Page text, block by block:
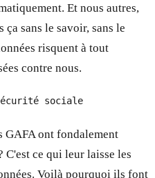
Et nous autres,
sans le savoir, sans le
risquent à tout
contre nous.
GAFA ont fondalement
C'est ce qui leur laisse les
Voilà pourquoi ils font